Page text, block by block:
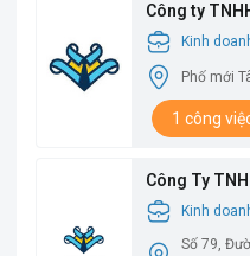
Công ty
Kinh
Phố mới
1 công
Công Ty
Babysbreath
Kinh
Số 79,